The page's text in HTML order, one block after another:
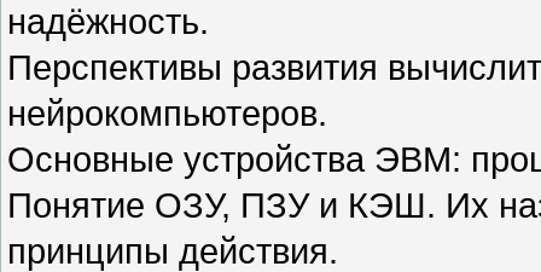
надёжность.
Перспективы развития
нейрокомпьютеров.
Основные устройства ЭВМ:
Понятие ОЗУ, ПЗУ и КЭШ. Их
принципы действия.